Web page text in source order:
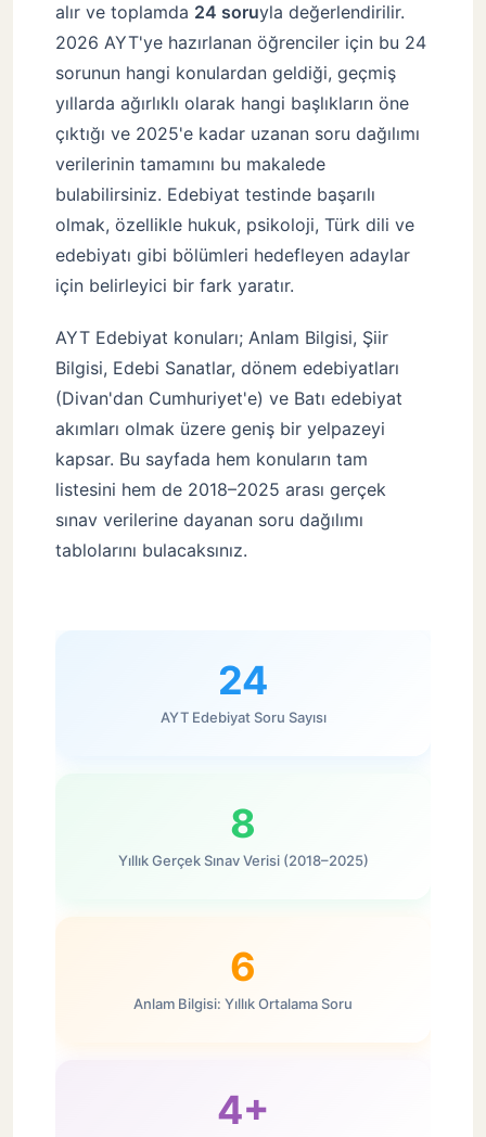
Anlam Bilgisi + Divan Edebiyatı
5 Batı Edebiyat Akımları
6 Cumhuriyet Dönemi
7 Tanzimat / Servet-i Fünun / Milli Edebiyat
8 2026 AYT Edebiyat'a Nasıl Hazırlanmalı?
Tahmini 6 dakikalık okuma
alır ve toplamda 24 soruyla değerlendirilir.
2026 AYT'ye hazırlanan öğrenciler için bu 24
sorunun hangi konulardan geldiği, geçmiş
yıllarda ağırlıklı olarak hangi başlıkların öne
çıktığı ve 2025'e kadar uzanan soru dağılımı
verilerinin tamamını bu makalede
bulabilirsiniz. Edebiyat testinde başarılı
olmak, özellikle hukuk, psikoloji, Türk dili ve
edebiyatı gibi bölümleri hedefleyen adaylar
için belirleyici bir fark yaratır.
AYT Edebiyat konuları; Anlam Bilgisi, Şiir
Bilgisi, Edebi Sanatlar, dönem edebiyatları
(Divan'dan Cumhuriyet'e) ve Batı edebiyat
akımları olmak üzere geniş bir yelpazeyi
kapsar. Bu sayfada hem konuların tam
listesini hem de 2018–2025 arası gerçek
sınav verilerine dayanan soru dağılımı
tablolarını bulacaksınız.
24
AYT Edebiyat Soru Sayısı
8
Yıllık Gerçek Sınav Verisi (2018–2025)
6
Anlam Bilgisi: Yıllık Ortalama Soru
4+